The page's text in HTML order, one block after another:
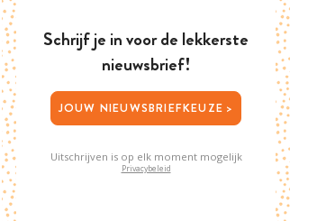
Schrijf je in voor de lekkerste
nieuwsbrief!
JOUW NIEUWSBRIEFKEUZE >
Uitschrijven is op elk moment mogelijk
Privacybeleid